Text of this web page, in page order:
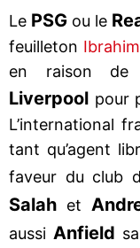
Le PSG ou le
feuilleton
en raison de
Liverpool pour
L’international
tant qu’agent
faveur du club
Salah et
aussi Anfield